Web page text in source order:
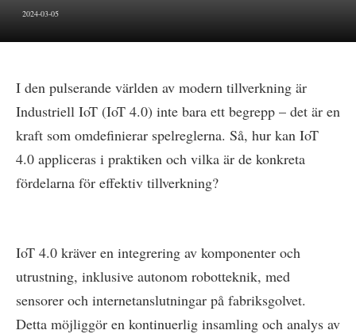
2024-03-05
I den pulserande världen av modern tillverkning är
Industriell IoT (IoT 4.0) inte bara ett begrepp – det är en
kraft som omdefinierar spelreglerna. Så, hur kan IoT
4.0 appliceras i praktiken och vilka är de konkreta
fördelarna för effektiv tillverkning?
IoT 4.0 kräver en integrering av komponenter och
utrustning, inklusive autonom robotteknik, med
sensorer och internetanslutningar på fabriksgolvet.
Detta möjliggör en kontinuerlig insamling och analys av